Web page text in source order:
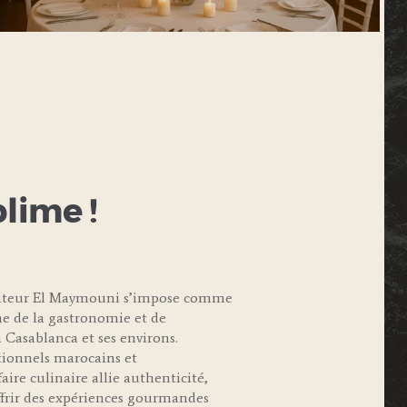
!
El Maymouni s’impose comme
de la gastronomie et de
et ses environs.
marocains et
culinaire allie authenticité,
des expériences gourmandes